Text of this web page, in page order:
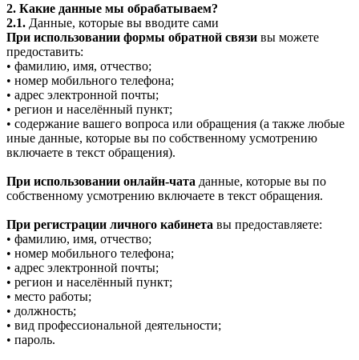
2. Какие данные мы обрабатываем?
2.1. Данные, которые вы вводите сами
При использовании формы обратной связи вы можете
предоставить:
• фамилию, имя, отчество;
• номер мобильного телефона;
• адрес электронной почты;
• регион и населённый пункт;
• содержание вашего вопроса или обращения (а также любые
иные данные, которые вы по собственному усмотрению
включаете в текст обращения).
При использовании онлайн-чата данные, которые вы по
собственному усмотрению включаете в текст обращения.
При регистрации личного кабинета вы предоставляете:
• фамилию, имя, отчество;
• номер мобильного телефона;
• адрес электронной почты;
• регион и населённый пункт;
• место работы;
• должность;
• вид профессиональной деятельности;
• пароль.